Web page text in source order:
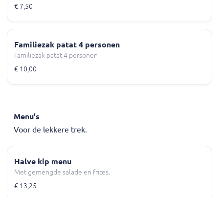
€ 7,50
Familiezak patat 4 personen
Familiezak patat 4 personen
€ 10,00
Menu's
Voor de lekkere trek.
Halve kip menu
Met gemengde salade en frites.
€ 13,25